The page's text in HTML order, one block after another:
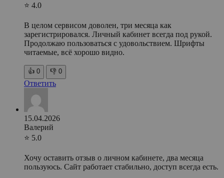
⭐ 4.0
В целом сервисом доволен, три месяца как
зарегистрировался. Личный кабинет всегда под рукой.
Продолжаю пользоваться с удовольствием. Шрифты
читаемые, всё хорошо видно.
👍 0 👎 0
Ответить
15.04.2026
Валерий
⭐ 5.0
Хочу оставить отзыв о личном кабинете, два месяца
пользуюсь. Сайт работает стабильно, доступ всегда есть.